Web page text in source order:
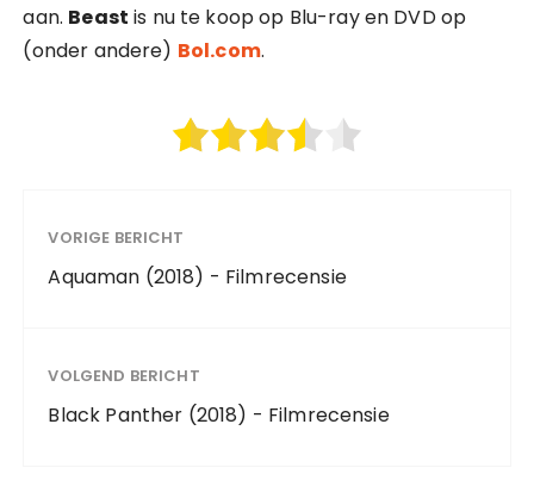
aan. Beast is nu te koop op Blu-ray en DVD op
(onder andere) Bol.com.
VORIGE BERICHT
Aquaman (2018) - Filmrecensie
VOLGEND BERICHT
Black Panther (2018) - Filmrecensie